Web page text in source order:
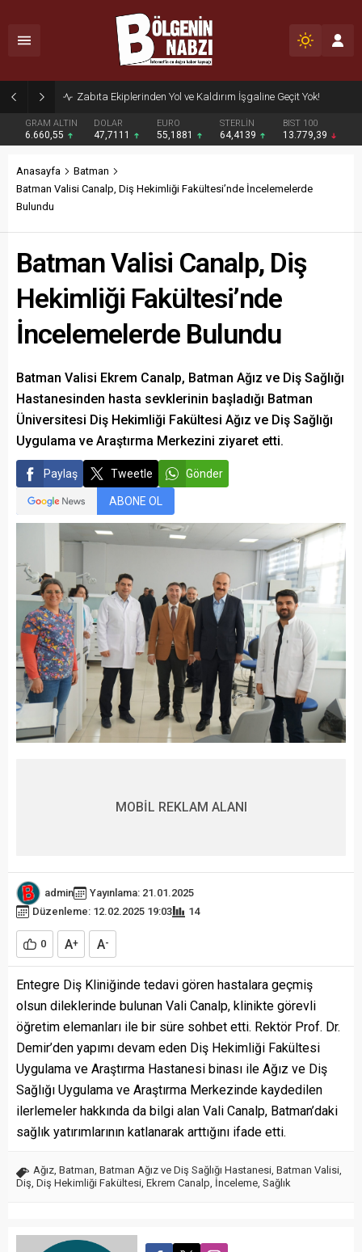
Zabıta Ekiplerinden Yol ve Kaldırım İşgaline Geçit Yok!
GRAM ALTIN
6.660,55
DOLAR
47,7111
EURO
55,1881
STERLİN
64,4139
BIST 100
13.779,39
Anasayfa
Batman
Batman Valisi Canalp, Diş Hekimliği Fakültesi’nde İncelemelerde
Bulundu
Batman Valisi Canalp, Diş
Hekimliği Fakültesi’nde
İncelemelerde Bulundu
Batman Valisi Ekrem Canalp, Batman Ağız ve Diş Sağlığı
Hastanesinden hasta sevklerinin başladığı Batman
Üniversitesi Diş Hekimliği Fakültesi Ağız ve Diş Sağlığı
Uygulama ve Araştırma Merkezini ziyaret etti.
Paylaş Tweetle Gönder
ABONE OL
MOBİL REKLAM ALANI
admin
Yayınlama: 21.01.2025
Düzenleme: 12.02.2025 19:03
14
0 A+ A-
Entegre Diş Kliniğinde tedavi gören hastalara geçmiş
olsun dileklerinde bulunan Vali Canalp, klinikte görevli
öğretim elemanları ile bir süre sohbet etti. Rektör Prof. Dr.
Demir’den yapımı devam eden Diş Hekimliği Fakültesi
Uygulama ve Araştırma Hastanesi binası ile Ağız ve Diş
Sağlığı Uygulama ve Araştırma Merkezinde kaydedilen
ilerlemeler hakkında da bilgi alan Vali Canalp, Batman’daki
sağlık yatırımlarının katlanarak arttığını ifade etti.
Ağız Batman Batman Ağız ve Diş Sağlığı Hastanesi Batman Valisi
Diş Diş Hekimliği Fakültesi Ekrem Canalp İnceleme Sağlık